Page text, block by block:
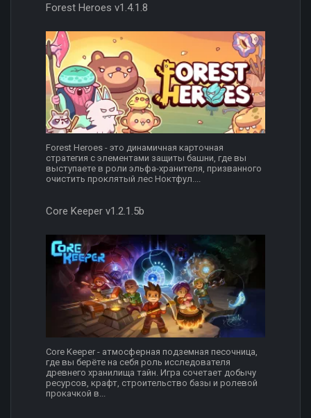
Forest Heroes v1.4.1.8
Forest Heroes - это динамичная карточная
стратегия с элементами защиты башни, где вы
выступаете в роли эльфа-хранителя, призванного
очистить проклятый лес Ноктфул....
Core Keeper v1.2.1.5b
Core Keeper - атмосферная подземная песочница,
где вы берёте на себя роль исследователя
древнего хранилища тайн. Игра сочетает добычу
ресурсов, крафт, строительство базы и ролевой
прокачкой в...